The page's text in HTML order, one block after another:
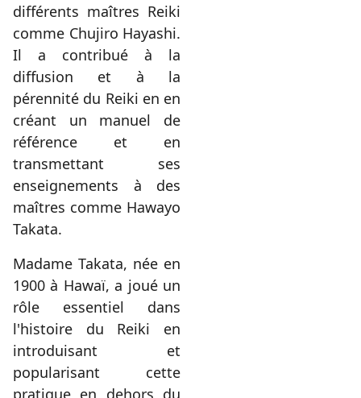
différents maîtres Reiki
comme Chujiro Hayashi.
Il a contribué à la
diffusion et à la
pérennité du Reiki en en
créant un manuel de
référence et en
transmettant ses
enseignements à des
maîtres comme Hawayo
Takata.
Madame Takata, née en
1900 à Hawaï, a joué un
rôle essentiel dans
l'histoire du Reiki en
introduisant et
popularisant cette
pratique en dehors du